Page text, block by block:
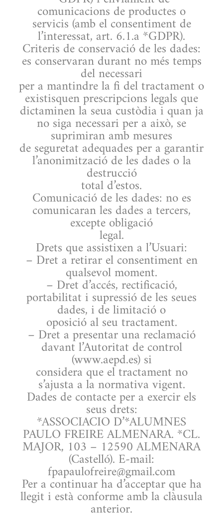
comunicacions de productes o
servicis (amb el consentiment de
l’interessat, art. 6.1.a *GDPR).
Criteris de conservació de les dades:
es conservaran durant no més temps
del necessari
per a mantindre la fi del tractament o
existisquen prescripcions legals que
dictaminen la seua custòdia i quan ja
no siga necessari per a això, se
suprimiran amb mesures
de seguretat adequades per a garantir
l’anonimització de les dades o la
destrucció
total d’estos.
Comunicació de les dades: no es
comunicaran les dades a tercers,
excepte obligació
legal.
Drets que assistixen a l’Usuari:
– Dret a retirar el consentiment en
qualsevol moment.
– Dret d’accés, rectificació,
portabilitat i supressió de les seues
dades, i de limitació o
oposició al seu tractament.
– Dret a presentar una reclamació
davant l’Autoritat de control
(www.aepd.es) si
considera que el tractament no
s’ajusta a la normativa vigent.
Dades de contacte per a exercir els
seus drets:
*ASSOCIACIO D’*ALUMNES
PAULO FREIRE ALMENARA. *CL.
MAJOR, 103 – 12590 ALMENARA
(Castelló). E-mail:
fpapaulofreire@gmail.com
Per a continuar ha d’acceptar que ha
llegit i està conforme amb la clàusula
anterior.